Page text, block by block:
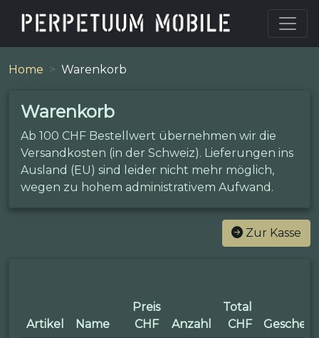
Home Warenkorb
Warenkorb
Ab 100 CHF Bestellwert übernehmen wir die
Versandkosten (in der Schweiz). Lieferungen ins
Ausland (EU) sind leider nicht mehr möglich,
wegen zu hohem administrativem Aufwand.
Zur Kasse
Artikel Name
Preis
CHF
Anzahl
Total
CHF